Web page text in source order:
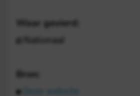
Waar gevierd:
Nationaal
Bron: